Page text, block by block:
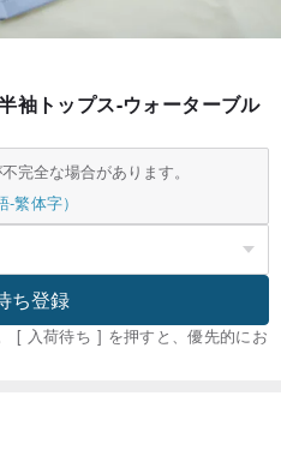
袖トップス-ウォーターブル
完全な場合があります。
繁体字）
ち登録
[ 入荷待ち ] を押すと、優先的にお